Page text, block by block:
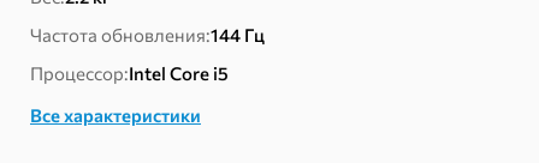
Частота обновления:144 Гц
Процессор:Intel Core i5
Все характеристики